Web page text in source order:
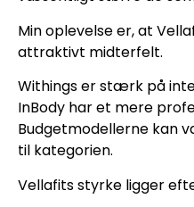
Min oplevelse er, at
attraktivt midterfelt.
Withings er stærk på
InBody har et mere
Budgetmodellerne kan
til kategorien.
Vellafits styrke ligger